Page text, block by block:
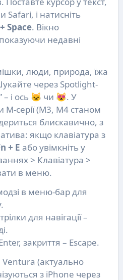
і натисніть
Space. Вікно
недавні
люди, природа, їжа
через Spotlight-
– і ось 🐱 чи 😻. У
серії (M3, M4 станом
блискавично, з
якщо клавіатура з
+ E або увімкніть у
> Клавіатура >
в меню.
в меню-бар для
для навігації –
закриття – Escape.
(актуально
з iPhone через